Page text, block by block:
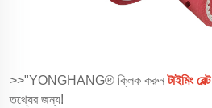
>>"YONGHANG® ক্লিক করুনটাইমিং বেল্ট
তথ্যের জন্য!